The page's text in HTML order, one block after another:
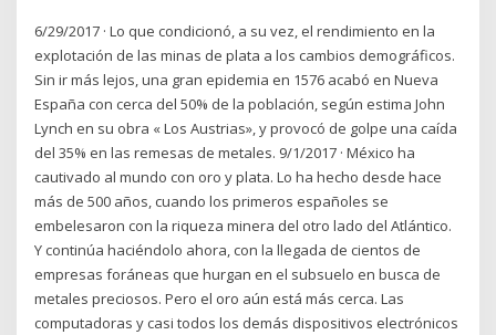
6/29/2017 · Lo que condicionó, a su vez, el rendimiento en la
explotación de las minas de plata a los cambios demográficos.
Sin ir más lejos, una gran epidemia en 1576 acabó en Nueva
España con cerca del 50% de la población, según estima John
Lynch en su obra « Los Austrias», y provocó de golpe una caída
del 35% en las remesas de metales. 9/1/2017 · México ha
cautivado al mundo con oro y plata. Lo ha hecho desde hace
más de 500 años, cuando los primeros españoles se
embelesaron con la riqueza minera del otro lado del Atlántico.
Y continúa haciéndolo ahora, con la llegada de cientos de
empresas foráneas que hurgan en el subsuelo en busca de
metales preciosos. Pero el oro aún está más cerca. Las
computadoras y casi todos los demás dispositivos electrónicos